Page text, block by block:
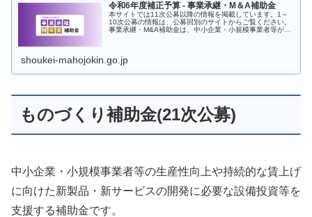
令和6年度補正予算 - 事業承継・M＆A補助金
本サイトでは11次公募以降の情報を掲載しています。1～
10次公募の情報は、公募回別のサイトからご覧ください。
事業承継・M&A補助金は、中小企業・小規模事業者等が、
shoukei-mahojokin.go.jp
ものづくり補助金(21次公募)
中小企業・小規模事業者等の生産性向上や持続的な賃上げ
に向けた新製品・新サービスの開発に必要な設備投資等を
支援する補助金です。